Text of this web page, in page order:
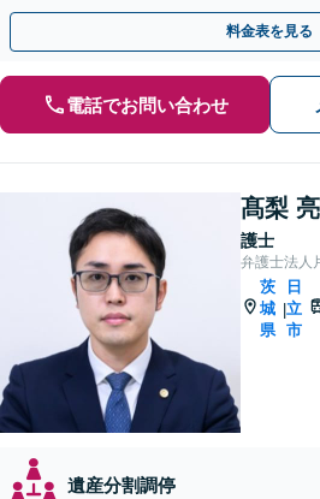
せください【初回相談無料】任意後見や生
料金表を見る
電話でお問い合わせ
髙梨
護士
弁護士法人
茨
城
県
|
日
立
市
遺産分割調停